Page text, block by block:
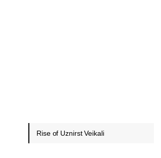
Rise of Uznirst Veikali